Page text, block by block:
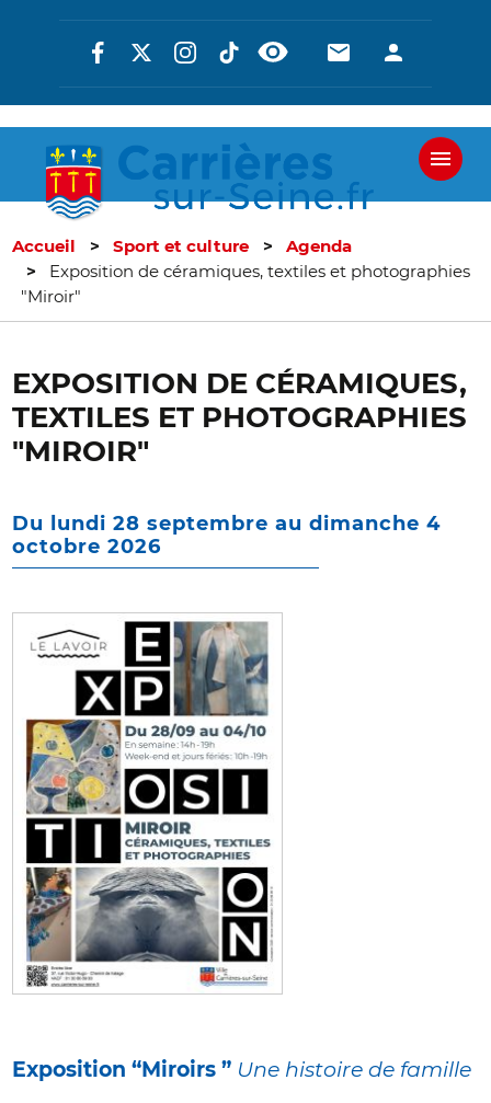
Aller
au
contenu
Réseaux
En-
-
En-
-
Accueil Sport et culture
Agenda
Exposition de céramiques, textiles et photographies
"Miroir"
EXPOSITION DE CÉRAMIQUES,
TEXTILES ET PHOTOGRAPHIES
"MIROIR"
Du lundi 28 septembre au dimanche 4
octobre 2026
Exposition “Miroirs ” Une histoire de famille